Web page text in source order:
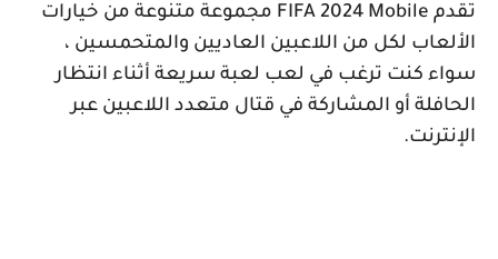
تقدم FIFA 2024 Mobile مجموعة متنوعة من خيارات
الألعاب لكل من اللاعبين العاديين والمتحمسين ،
سواء كنت ترغب في لعب لعبة سريعة أثناء انتظار
الحافلة أو المشاركة في قتال متعدد اللاعبين عبر
الإنترنت.